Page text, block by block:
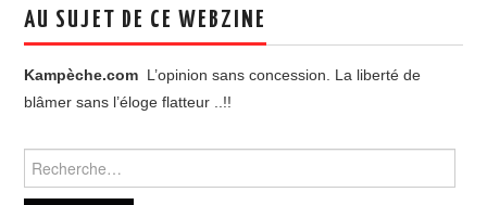
articles
AU SUJET DE CE WEBZINE
Kampèche.com L’opinion sans concession. La liberté de
blâmer sans l’éloge flatteur ..!!